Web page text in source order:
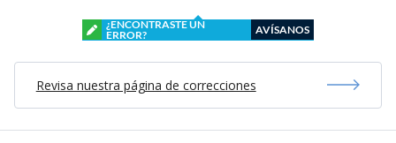
¿ENCONTRASTE UN
ERROR?
AVÍSANOS
Revisa nuestra página de correcciones